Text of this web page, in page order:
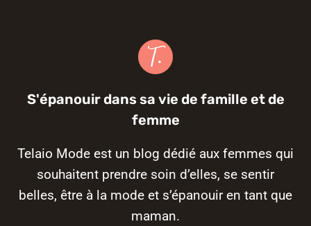
S'épanouir dans sa vie de famille et de
femme
Telaio Mode est un blog dédié aux femmes qui
souhaitent prendre soin d’elles, se sentir
belles, être à la mode et s’épanouir en tant que
maman.